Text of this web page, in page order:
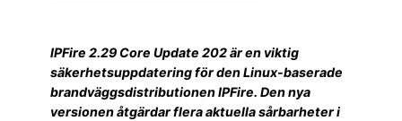
IPFire 2.29 Core Update 202 är en viktig
säkerhetsuppdatering för den Linux-baserade
brandväggsdistributionen IPFire. Den nya
versionen åtgärdar flera aktuella sårbarheter i